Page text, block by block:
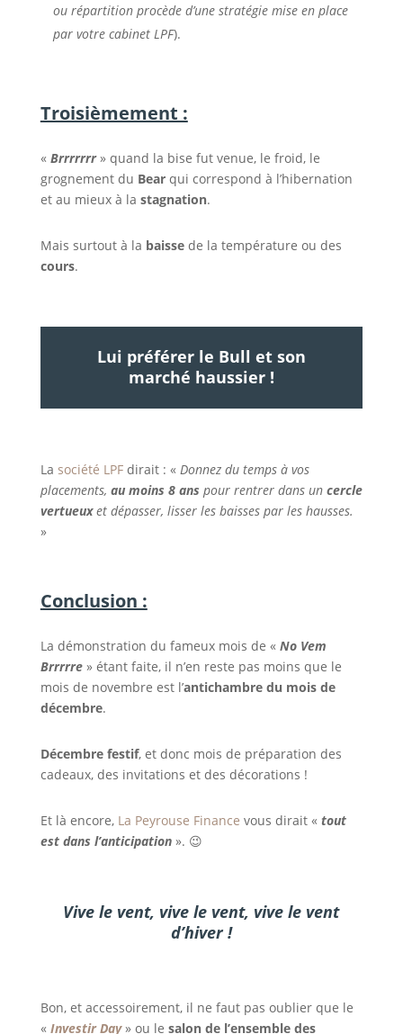
ou répartition procède d’une stratégie mise en place
par votre cabinet LPF).
Troisièmement :
« Brrrrrrr» quand la bise fut venue, le froid, le
grognement du Bearqui correspond à l’hibernation
et au mieux à la stagnation.
Mais surtout à la baissede la température ou des
cours.
Lui préférer le Bull et son
marché haussier !
La société LPFdirait : « Donnez du temps à vos
placements, au moins 8 ans pour rentrer dans un cercle
vertueuxet dépasser, lisser les baisses par les hausses.
»
Conclusion :
La démonstration du fameux mois de « No Vem
Brrrrre» étant faite, il n’en reste pas moins que le
mois de novembre est l’antichambre du mois de
décembre.
Décembre festif, et donc mois de préparation des
cadeaux, des invitations et des décorations !
Et là encore, La Peyrouse Finance vous dirait « tout
est dans l’anticipation». 😉
Vive le vent, vive le vent, vive le vent
d’hiver !
Bon, et accessoirement, il ne faut pas oublier que le
« Investir Day » ou le salon de l’ensemble des